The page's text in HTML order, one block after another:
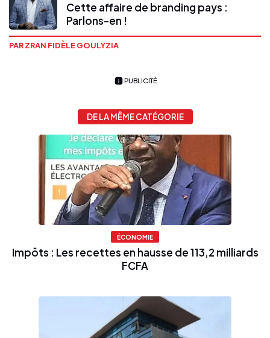
Cette affaire de branding pays :
Parlons-en !
PAR ZRAN FIDÈLE GOULYZIA
PUBLICITÉ
DE LA MÊME CATÉGORIE
ÉCONOMIE
Impôts : Les recettes en hausse de 113,2 milliards
FCFA